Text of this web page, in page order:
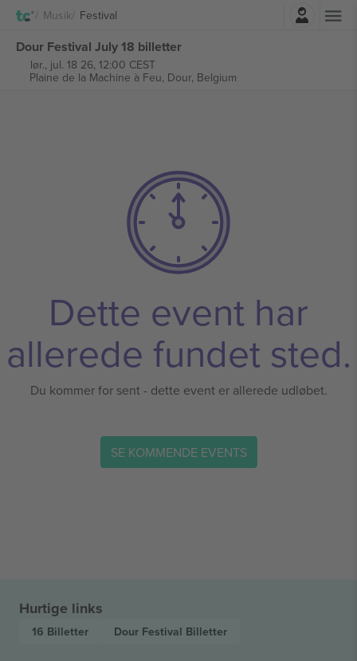
Musik Festival
Dour Festival July 18 billetter
lør., jul. 18 26, 12:00 CEST
Plaine de la Machine à Feu, Dour, Belgium
Dette event har
allerede fundet sted.
Du kommer for sent - dette event er allerede udløbet.
SE KOMMENDE EVENTS
Hurtige links
16 Billetter Dour Festival Billetter